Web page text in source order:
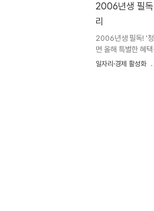
20만 원, 총 240만
시 청년 월세 지원
2006년생 필독
리
2006년생 필독! '
면 올해 특별한 혜
해 최대 15만 원의
예술패스는 대한
제도는 청소년들
일자리·경제 활성화